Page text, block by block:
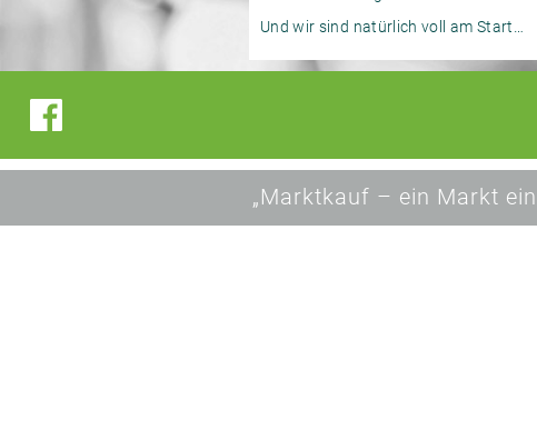
Und wir sind natürlich voll am Start…
„Marktkauf – ein Markt